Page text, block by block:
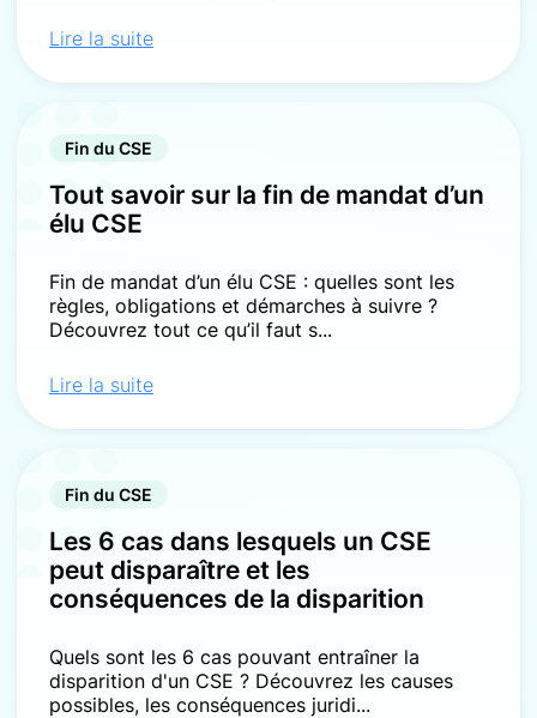
Lire la suite
Fin du CSE
Tout savoir sur la fin de mandat d’un
élu CSE
Fin de mandat d’un élu CSE : quelles sont les
règles, obligations et démarches à suivre ?
Découvrez tout ce qu’il faut s...
Lire la suite
Fin du CSE
Les 6 cas dans lesquels un CSE
peut disparaître et les
conséquences de la disparition
Quels sont les 6 cas pouvant entraîner la
disparition d'un CSE ? Découvrez les causes
possibles, les conséquences juridi...